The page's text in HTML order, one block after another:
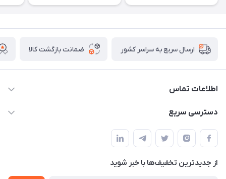
ارسال سریع به سراسر کشور ضمانت بازگشت کالا
اطلاعات تماس
09174090037
09174090035
بوشهر ، بندر ديلم، خيابان ساحلي ، بازار كويتي، روبرو شيلات
پنجمين فروشگاه كالاخواب پهلواني
دسترسی سریع
حساب کاربری
راهنماي خريد
لیست محصولات
از جدید‌ترین تخفیف‌ها با‌ خبر شوید